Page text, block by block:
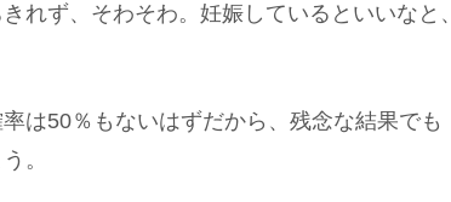
れず、そわそわ。妊娠しているといいなと
は50％もないはずだから、残念な結果でも
。